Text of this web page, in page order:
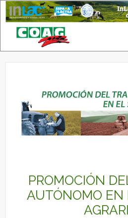
PROMOCIÓN
AUTÓNOMO EN